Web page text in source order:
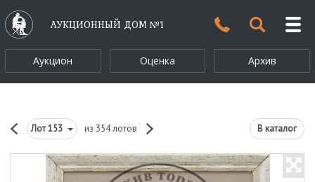
АУКЦИОННЫЙ ДОМ №1
Аукцион Оценка Архив
Лот153 из 354 лотов В каталог